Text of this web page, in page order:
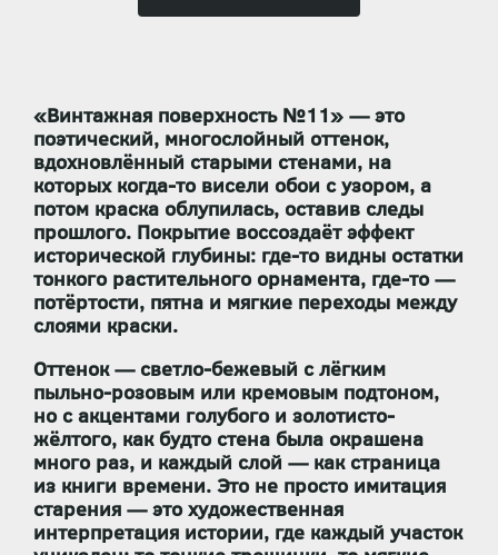
«Винтажная поверхность №11» — это
поэтический, многослойный оттенок,
вдохновлённый старыми стенами, на
которых когда-то висели обои с узором, а
потом краска облупилась, оставив следы
прошлого. Покрытие воссоздаёт эффект
исторической глубины: где-то видны остатки
тонкого растительного орнамента, где-то —
потёртости, пятна и мягкие переходы между
слоями краски.
Оттенок — светло-бежевый с лёгким
пыльно-розовым или кремовым подтоном,
но с акцентами голубого и золотисто-
жёлтого, как будто стена была окрашена
много раз, и каждый слой — как страница
из книги времени. Это не просто имитация
старения — этохудожественная
интерпретация истории, где каждый участок